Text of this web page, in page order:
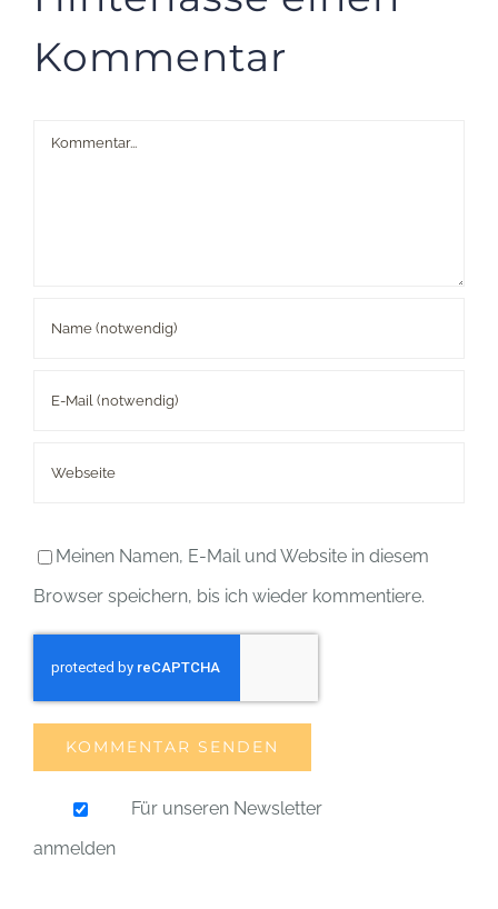
Kommentar
Kommentar
Meinen Namen, E-Mail und Website in diesem
Browser speichern, bis ich wieder kommentiere.
Für unseren Newsletter
anmelden